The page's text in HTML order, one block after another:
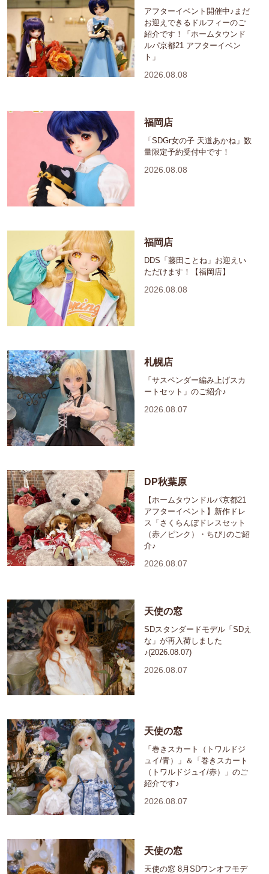
アフターイベント開催中♪まだ
お迎えできるドルフィーのご
紹介です！「ホームタウンド
ルパ京都21 アフターイベン
ト」
2026.08.08
福岡店
「SDGr女の子 天道あかね」数
量限定予約受付中です！
2026.08.08
福岡店
DDS「藤田ことね」お迎えい
ただけます！【福岡店】
2026.08.08
札幌店
「サスペンダー編み上げスカ
ートセット」のご紹介♪
2026.08.07
DP秋葉原
【ホームタウンドルパ京都21
アフターイベント】新作ドレ
ス「さくらんぼドレスセット
（赤／ピンク）・ちび｣のご紹
介♪
2026.08.07
天使の窓
SDスタンダードモデル「SDえ
な」が再入荷しました
♪(2026.08.07)
2026.08.07
天使の窓
「巻きスカート（トワルドジ
ュイ/青）」＆「巻きスカート
（トワルドジュイ/赤）」のご
紹介です♪
2026.08.07
天使の窓
天使の窓 8月SDワンオフモデ